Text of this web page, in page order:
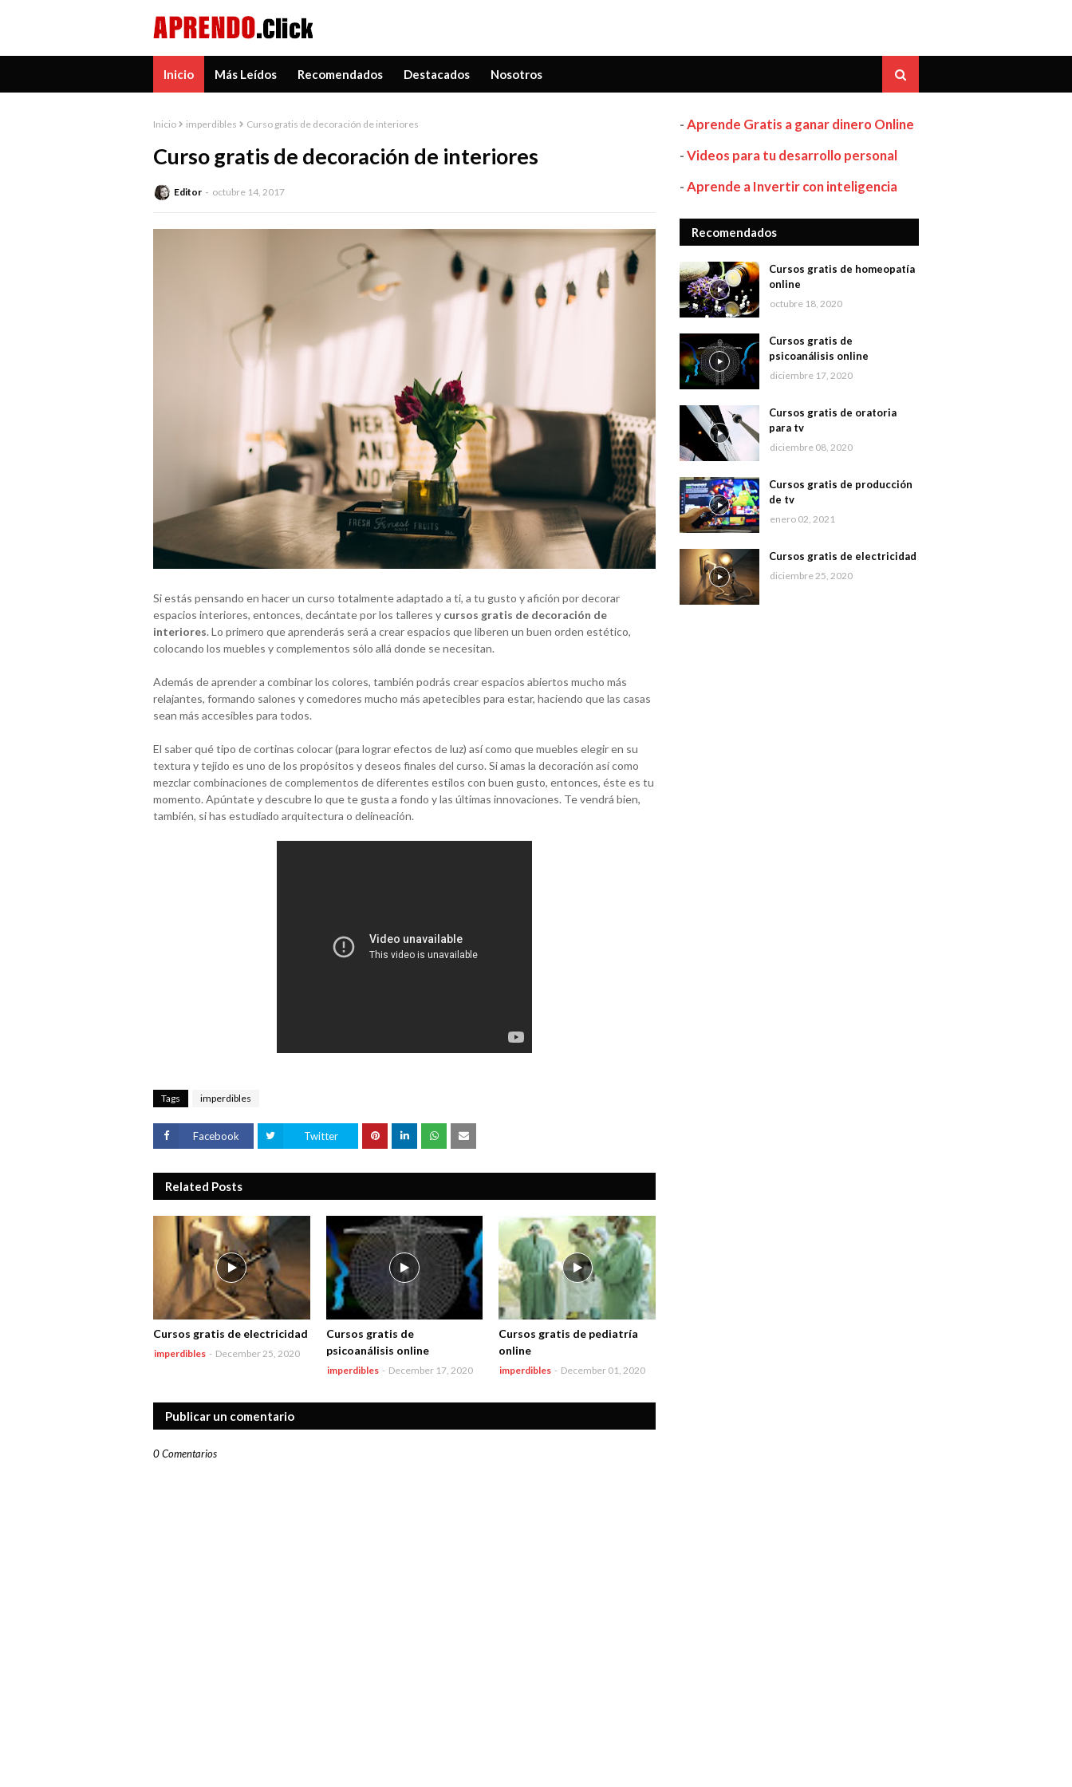
Inicio Más Leídos Recomendados Destacados Nosotros
Inicio imperdibles Curso gratis de decoración de interiores
Curso gratis de decoración de interiores
Editor octubre 14, 2017
Si estás pensando en hacer un curso totalmente adaptado a ti, a tu gusto y afición por decorar
espacios interiores, entonces, decántate por los talleres y cursos gratis de decoración de
interiores. Lo primero que aprenderás será a crear espacios que liberen un buen orden estético,
colocando los muebles y complementos sólo allá donde se necesitan.
Además de aprender a combinar los colores, también podrás crear espacios abiertos mucho más
relajantes, formando salones y comedores mucho más apetecibles para estar, haciendo que las casas
sean más accesibles para todos.
El saber qué tipo de cortinas colocar (para lograr efectos de luz) así como que muebles elegir en su
textura y tejido es uno de los propósitos y deseos finales del curso. Si amas la decoración así como
mezclar combinaciones de complementos de diferentes estilos con buen gusto, entonces, éste es tu
momento. Apúntate y descubre lo que te gusta a fondo y las últimas innovaciones. Te vendrá bien,
también, si has estudiado arquitectura o delineación.
Tags imperdibles
Facebook Twitter
Related Posts
Cursos gratis de electricidad
imperdibles - December 25, 2020
Cursos gratis de
psicoanálisis online
imperdibles - December 17, 2020
Cursos gratis de pediatría
online
imperdibles - December 01, 2020
Publicar un comentario
0 Comentarios
-Aprende Gratis a ganar dinero Online
-Videos para tu desarrollo personal
-Aprende a Invertir con inteligencia
Recomendados
Cursos gratis de homeopatía
online
octubre 18, 2020
Cursos gratis de
psicoanálisis online
diciembre 17, 2020
Cursos gratis de oratoria
para tv
diciembre 08, 2020
Cursos gratis de producción
de tv
enero 02, 2021
Cursos gratis de electricidad
diciembre 25, 2020